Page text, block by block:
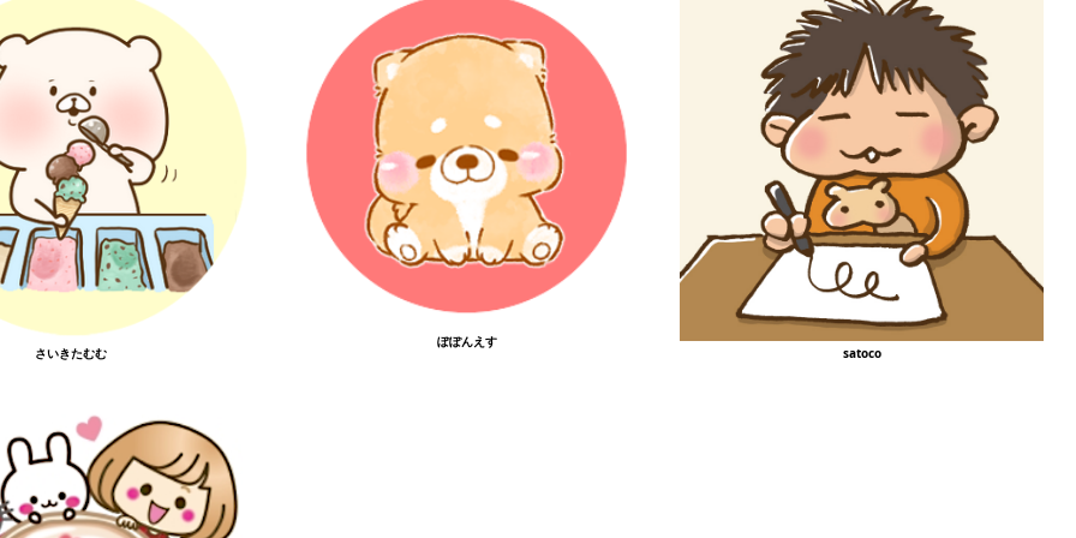
さいきたむむ
ぽぽんえす
satoco